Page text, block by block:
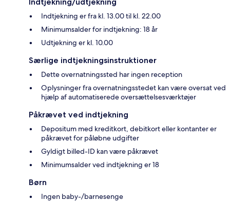
Indtjekning er fra kl. 13.00 til kl. 22.00
Minimumsalder for indtjekning: 18 år
Udtjekning er kl. 10.00
Særlige indtjekningsinstruktioner
Dette overnatningssted har ingen reception
Oplysninger fra overnatningsstedet kan være oversat ved
hjælp af automatiserede oversættelsesværktøjer
Påkrævet ved indtjekning
Depositum med kreditkort, debitkort eller kontanter er
påkrævet for påløbne udgifter
Gyldigt billed-ID kan være påkrævet
Minimumsalder ved indtjekning er 18
Børn
Ingen baby-/barnesenge